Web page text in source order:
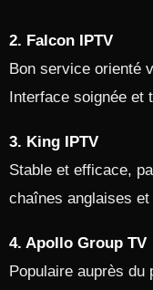
2. Falcon IPTV
Bon service orienté
Interface soignée et
3. King IPTV
Stable et efficace,
chaînes anglaises
4. Apollo Group TV
Populaire auprès du